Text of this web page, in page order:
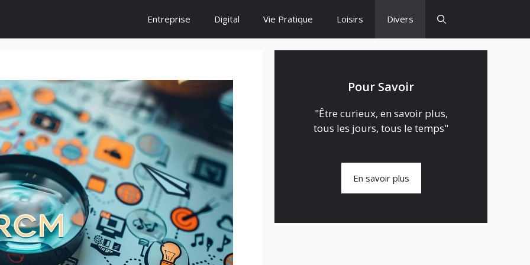
Entreprise Digital Vie Pratique Loisirs Divers
Pour Savoir
"Être curieux, en savoir plus,
tous les jours, tous le temps"
En savoir plus